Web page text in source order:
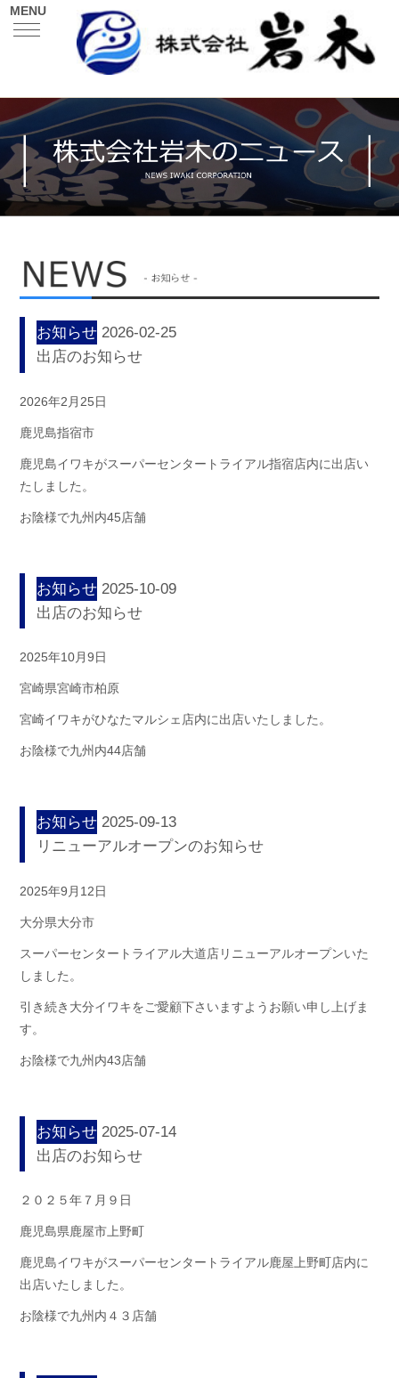
MENU
お知らせ 2026-02-25
出店のお知らせ
2026年2月25日
鹿児島指宿市
鹿児島イワキがスーパーセンタートライアル指宿店内に出店い
たしました。
お陰様で九州内45店舗
お知らせ 2025-10-09
出店のお知らせ
2025年10月9日
宮崎県宮崎市柏原
宮崎イワキがひなたマルシェ店内に出店いたしました。
お陰様で九州内44店舗
お知らせ 2025-09-13
リニューアルオープンのお知らせ
2025年9月12日
大分県大分市
スーパーセンタートライアル大道店リニューアルオープンいた
しました。
引き続き大分イワキをご愛顧下さいますようお願い申し上げま
す。
お陰様で九州内43店舗
お知らせ 2025-07-14
出店のお知らせ
２０２５年７月９日
鹿児島県鹿屋市上野町
鹿児島イワキがスーパーセンタートライアル鹿屋上野町店内に
出店いたしました。
お陰様で九州内４３店舗